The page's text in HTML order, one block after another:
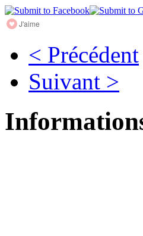
J'aime
< Précédent
Suivant >